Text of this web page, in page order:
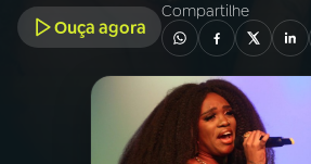
PROGRAMAS
Ouça agora
Compartilhe